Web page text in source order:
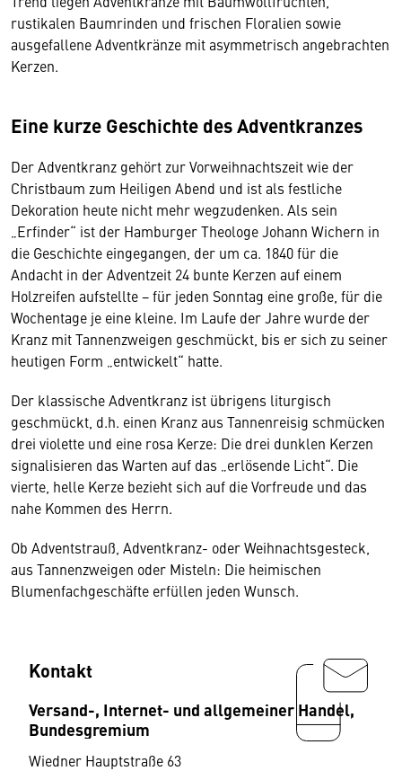
rustikalen Baumrinden und frischen Floralien sowie
ausgefallene Adventkränze mit asymmetrisch angebrachten
Kerzen.
Eine kurze Geschichte des Adventkranzes
Der Adventkranz gehört zur Vorweihnachtszeit wie der
Christbaum zum Heiligen Abend und ist als festliche
Dekoration heute nicht mehr wegzudenken. Als sein
„Erfinder“ ist der Hamburger Theologe Johann Wichern in
die Geschichte eingegangen, der um ca. 1840 für die
Andacht in der Adventzeit 24 bunte Kerzen auf einem
Holzreifen aufstellte − für jeden Sonntag eine große, für die
Wochentage je eine kleine. Im Laufe der Jahre wurde der
Kranz mit Tannenzweigen geschmückt, bis er sich zu seiner
heutigen Form „entwickelt“ hatte.
Der klassische Adventkranz ist übrigens liturgisch
geschmückt, d.h. einen Kranz aus Tannenreisig schmücken
drei violette und eine rosa Kerze: Die drei dunklen Kerzen
signalisieren das Warten auf das „erlösende Licht“. Die
vierte, helle Kerze bezieht sich auf die Vorfreude und das
nahe Kommen des Herrn.
Ob Adventstrauß, Adventkranz- oder Weihnachtsgesteck,
aus Tannenzweigen oder Misteln: Die heimischen
Blumenfachgeschäfte erfüllen jeden Wunsch.
Kontakt
Versand-, Internet- und allgemeiner Handel,
Bundesgremium
Wiedner Hauptstraße 63